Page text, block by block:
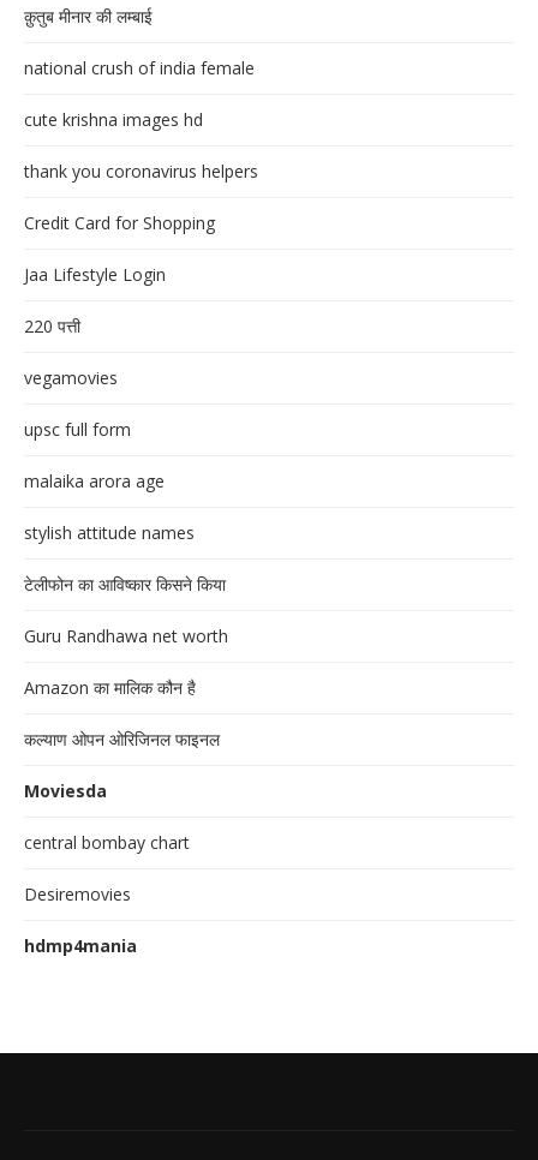
क़ुतुब मीनार की लम्बाई
national crush of india female
cute krishna images hd
thank you coronavirus helpers
Credit Card for Shopping
Jaa Lifestyle Login
220 पत्ती
vegamovies
upsc full form
malaika arora age
stylish attitude names
टेलीफोन का आविष्कार किसने किया
Guru Randhawa net worth
Amazon का मालिक कौन है
कल्याण ओपन ओरिजिनल फाइनल
Moviesda
central bombay chart
Desiremovies
hdmp4mania